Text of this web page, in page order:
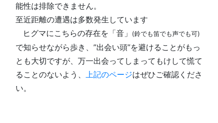
能性は排除できません。
至近距離の遭遇は多数発生しています
ヒグマにこちらの存在を「音」 (鈴でも笛でも声でも可)
で知らせながら歩き、”出会い頭”を避けることがもっ
とも大切ですが、万一出会ってしまってもけして慌て
ることのないよう、
上記のページはぜひご確認くださ
い。